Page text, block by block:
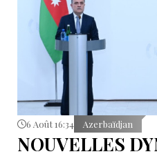
6 Août 16:34 Azerbaïdjan
NOUVELLES